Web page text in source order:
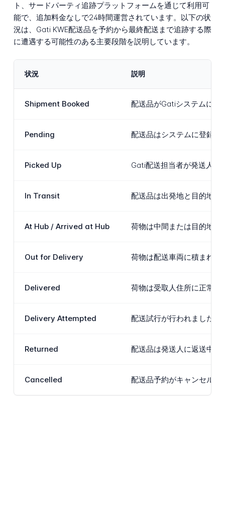
ト、サードパーティ追跡プラットフォームを通じて利用可
能で、追加料金なしで24時間運営されています。以下の状
況は、Gati KWE配送品を予約から最終配送まで追跡する際
に遭遇する可能性のある主要段階を説明しています。
状況 説明
Shipment Booked 配送品がGatiシステムに登
Pending 配送品はシステムに登録
Picked Up Gati配送担当者が発送人住
In Transit 配送品は出発地と目的地
At Hub / Arrived at Hub 荷物は中間または目的地
Out for Delivery 荷物は配送車両に積まれ
Delivered 荷物は受取人住所に正常
Delivery Attempted 配送試行が行われました
Returned 配送品は発送人に返送中
Cancelled 配送品予約がキャンセル